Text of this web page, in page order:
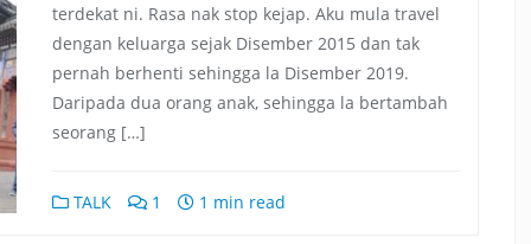
terdekat ni. Rasa nak stop kejap. Aku mula travel
dengan keluarga sejak Disember 2015 dan tak
pernah berhenti sehingga la Disember 2019.
Daripada dua orang anak, sehingga la bertambah
seorang […]
TALK 1 1 min read